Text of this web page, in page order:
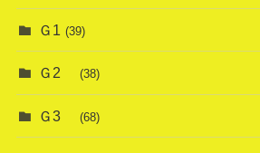
Ｇ1 (39)
Ｇ2 (38)
Ｇ3 (68)